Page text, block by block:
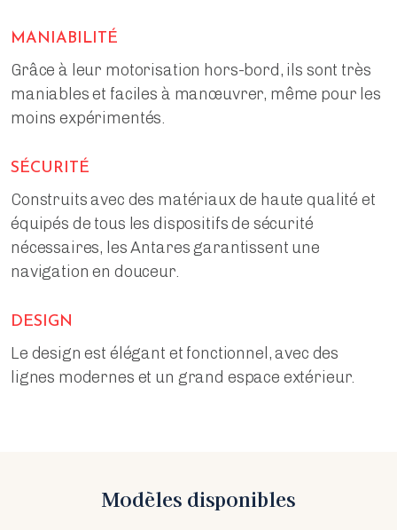
MANIABILITÉ
Grâce à leur motorisation hors-bord, ils sont très
maniables et faciles à manœuvrer, même pour les
moins expérimentés.
SÉCURITÉ
Construits avec des matériaux de haute qualité et
équipés de tous les dispositifs de sécurité
nécessaires, les Antares garantissent une
navigation en douceur.
DESIGN
Le design est élégant et fonctionnel, avec des
lignes modernes et un grand espace extérieur.
Modèles disponibles